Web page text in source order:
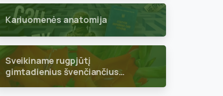
Kariuomenės anatomija
Sveikiname rugpjūtį
gimtadienius švenčiančius
skyriaus narius